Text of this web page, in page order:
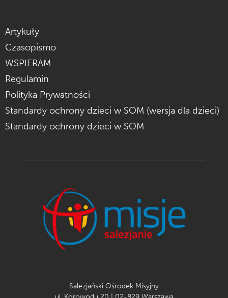
Artykuły
Czasopismo
WSPIERAM
Regulamin
Polityka Prywatności
Standardy ochrony dzieci w SOM (wersja dla dzieci)
Standardy ochrony dzieci w SOM
Salezjański Ośrodek Misyjny